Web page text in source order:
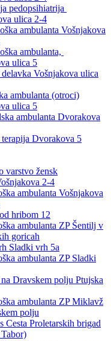
pedopsihiatrija
ulica 2-4
ambulanta Vošnjakova
ambulanta,
ulica 5
delavka Vošnjakova ulica
ambulanta (otroci)
ulica 5
ambulanta Dvorakova
Dvorakova 5
varstvo žensk
2-4
ambulanta Vošnjakova
hribom 12
ambulanta ZP Šentilj v
goricah
Sladki vrh 5a
ambulanta ZP Sladki
Dravskem polju Ptujska
ambulanta ZP Miklavž
polju
Cesta Proletarskih brigad